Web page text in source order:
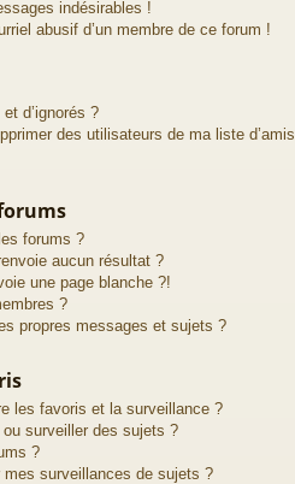
indésirables !
abusif d’un membre de ce forum !
d’ignorés ?
des utilisateurs de ma liste d’amis
forums ?
aucun résultat ?
une page blanche ?!
?
propres messages et sujets ?
les favoris et la surveillance ?
surveiller des sujets ?
?
surveillances de sujets ?